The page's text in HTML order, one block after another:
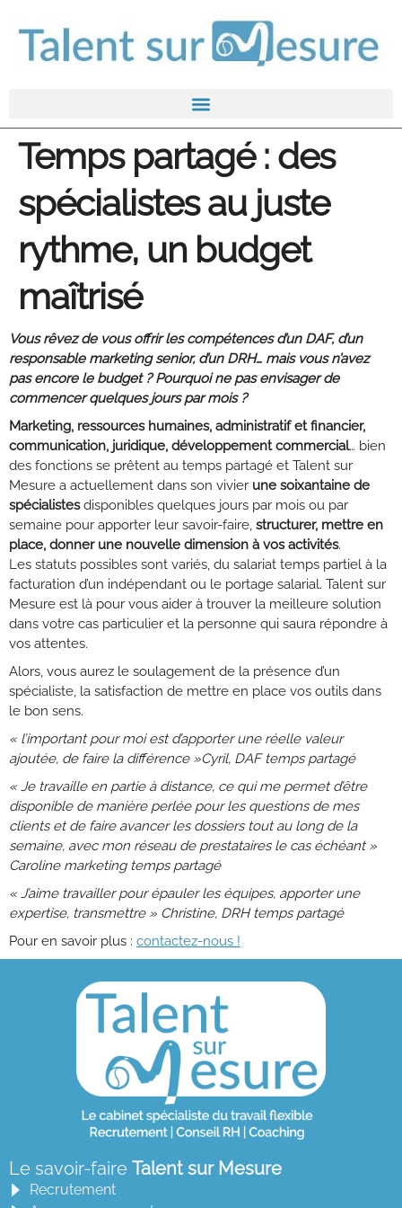
Temps partagé : des
spécialistes au juste
rythme, un budget
maîtrisé
Vous rêvez de vous offrir les compétences d’un DAF, d’un
responsable marketing senior, d’un DRH… mais vous n’avez
pas encore le budget ? Pourquoi ne pas envisager de
commencer quelques jours par mois ?
Marketing, ressources humaines, administratif et financier,
communication, juridique, développement commercial… bien
des fonctions se prêtent au temps partagé et Talent sur
Mesure a actuellement dans son vivier une soixantaine de
spécialistesdisponibles quelques jours par mois ou par
semaine pour apporter leur savoir-faire, structurer, mettre en
place, donner une nouvelle dimension à vos activités.
Les statuts possibles sont variés, du salariat temps partiel à la
facturation d’un indépendant ou le portage salarial. Talent sur
Mesure est là pour vous aider à trouver la meilleure solution
dans votre cas particulier et la personne qui saura répondre à
vos attentes.
Alors, vous aurez le soulagement de la présence d’un
spécialiste, la satisfaction de mettre en place vos outils dans
le bon sens.
« l’important pour moi est d’apporter une réelle valeur
ajoutée, de faire la différence »Cyril, DAF temps partagé
« Je travaille en partie à distance, ce qui me permet d’être
disponible de manière perlée pour les questions de mes
clients et de faire avancer les dossiers tout au long de la
semaine, avec mon réseau de prestataires le cas échéant »
Caroline marketing temps partagé
« J’aime travailler pour épauler les équipes, apporter une
expertise, transmettre » Christine, DRH temps partagé
Pour en savoir plus : contactez-nous !
Le savoir-faire Talent sur Mesure
Recrutement